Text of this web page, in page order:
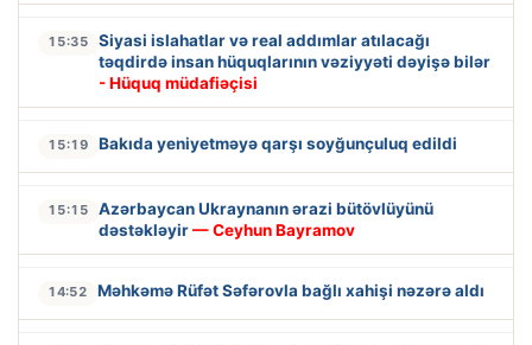
15:35
Siyasi islahatlar və real addımlar atılacağı
təqdirdə insan hüquqlarının vəziyyəti dəyişə bilər
- Hüquq müdafiəçisi
15:19 Bakıda yeniyetməyə qarşı soyğunçuluq edildi
15:15
Azərbaycan Ukraynanın ərazi bütövlüyünü
dəstəkləyir— Ceyhun Bayramov
14:52 Məhkəmə Rüfət Səfərovla bağlı xahişi nəzərə aldı